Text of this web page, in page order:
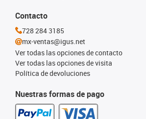
Nuestras formas de pago
Contacto
728 284 3185
mx-ventas@igus.net
Ver todas las opciones de contacto
Ver todas las opciones de visita
Política de devoluciones